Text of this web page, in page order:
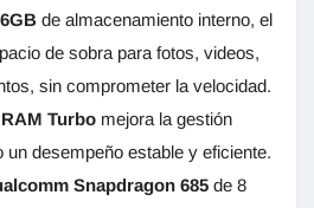
de almacenamiento interno, el
de sobra para fotos, videos,
sin comprometer la velocidad.
Turbo mejora la gestión
un desempeño estable y eficiente.
Snapdragon 685 de 8